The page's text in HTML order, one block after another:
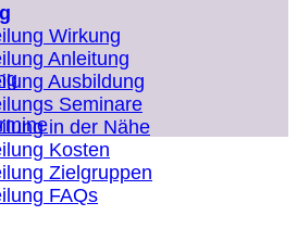
Wirkung
Anleitung
Ausbildung
Seminare
in der Nähe
Kosten
Zielgruppen
FAQs